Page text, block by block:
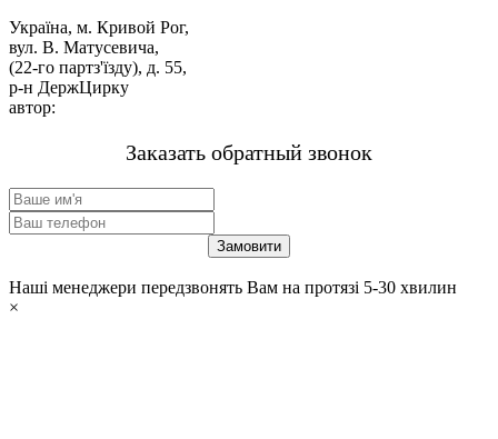
Україна, м. Кривой Рог,
вул. В. Матусевича,
(22-го партз'їзду), д. 55,
р-н ДержЦирку
автор:
Заказать обратный звонок
Наші менеджери передзвонять Вам на протязі 5-30 хвилин
×